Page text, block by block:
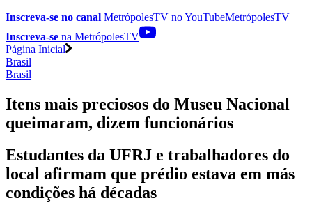
Inscreva-se no canal MetrópolesTV noYouTubeMetrópolesTV
Inscreva-se na MetrópolesTV
Página Inicial
Brasil
Brasil
Itens mais preciosos do Museu Nacional
queimaram, dizem funcionários
Estudantes da UFRJ e trabalhadores do
local afirmam que prédio estava em más
condições há décadas